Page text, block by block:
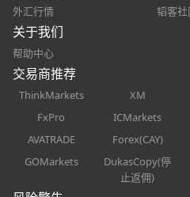
外汇行情 韬客社
关于我们
帮助中心
交易商推荐
ThinkMarkets XM
FxPro
ICMarkets
AVATRADE
Forex(CAY)
GOMarkets
DukasCopy(停
止返佣)